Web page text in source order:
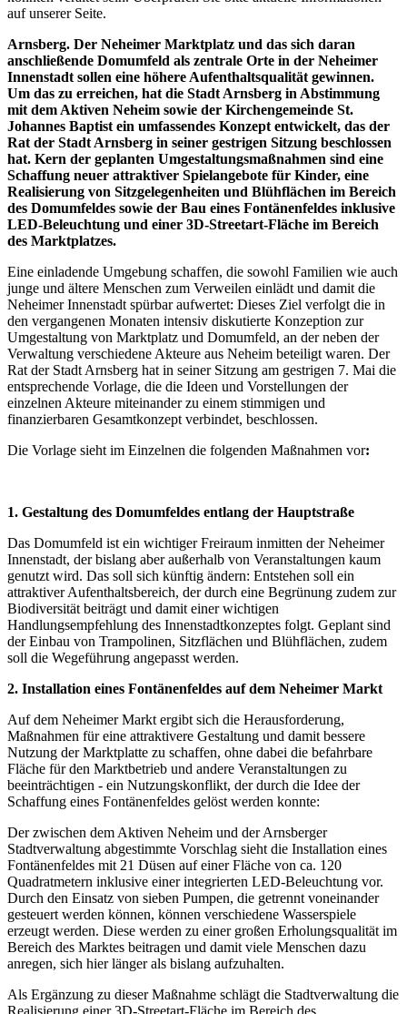
auf unserer Seite.
Arnsberg. Der Neheimer Marktplatz und das sich daran
anschließende Domumfeld als zentrale Orte in der Neheimer
Innenstadt sollen eine höhere Aufenthaltsqualität gewinnen.
Um das zu erreichen, hat die Stadt Arnsberg in Abstimmung
mit dem Aktiven Neheim sowie der Kirchengemeinde St.
Johannes Baptist ein umfassendes Konzept entwickelt, das der
Rat der Stadt Arnsberg in seiner gestrigen Sitzung beschlossen
hat. Kern der geplanten Umgestaltungsmaßnahmen sind eine
Schaffung neuer attraktiver Spielangebote für Kinder, eine
Realisierung von Sitzgelegenheiten und Blühflächen im Bereich
des Domumfeldes sowie der Bau eines Fontänenfeldes inklusive
LED-Beleuchtung und einer 3D-Streetart-Fläche im Bereich
des Marktplatzes.
Eine einladende Umgebung schaffen, die sowohl Familien wie auch
junge und ältere Menschen zum Verweilen einlädt und damit die
Neheimer Innenstadt spürbar aufwertet: Dieses Ziel verfolgt die in
den vergangenen Monaten intensiv diskutierte Konzeption zur
Umgestaltung von Marktplatz und Domumfeld, an der neben der
Verwaltung verschiedene Akteure aus Neheim beteiligt waren. Der
Rat der Stadt Arnsberg hat in seiner Sitzung am gestrigen 7. Mai die
entsprechende Vorlage, die die Ideen und Vorstellungen der
einzelnen Akteure miteinander zu einem stimmigen und
finanzierbaren Gesamtkonzept verbindet, beschlossen.
Die Vorlage sieht im Einzelnen die folgenden Maßnahmen vor:
1. Gestaltung des Domumfeldes entlang der Hauptstraße
Das Domumfeld ist ein wichtiger Freiraum inmitten der Neheimer
Innenstadt, der bislang aber außerhalb von Veranstaltungen kaum
genutzt wird. Das soll sich künftig ändern: Entstehen soll ein
attraktiver Aufenthaltsbereich, der durch eine Begrünung zudem zur
Biodiversität beiträgt und damit einer wichtigen
Handlungsempfehlung des Innenstadtkonzeptes folgt. Geplant sind
der Einbau von Trampolinen, Sitzflächen und Blühflächen, zudem
soll die Wegeführung angepasst werden.
2. Installation eines Fontänenfeldes auf dem Neheimer Markt
Auf dem Neheimer Markt ergibt sich die Herausforderung,
Maßnahmen für eine attraktivere Gestaltung und damit bessere
Nutzung der Marktplatte zu schaffen, ohne dabei die befahrbare
Fläche für den Marktbetrieb und andere Veranstaltungen zu
beeinträchtigen - ein Nutzungskonflikt, der durch die Idee der
Schaffung eines Fontänenfeldes gelöst werden konnte:
Der zwischen dem Aktiven Neheim und der Arnsberger
Stadtverwaltung abgestimmte Vorschlag sieht die Installation eines
Fontänenfeldes mit 21 Düsen auf einer Fläche von ca. 120
Quadratmetern inklusive einer integrierten LED-Beleuchtung vor.
Durch den Einsatz von sieben Pumpen, die getrennt voneinander
gesteuert werden können, können verschiedene Wasserspiele
erzeugt werden. Diese werden zu einer großen Erholungsqualität im
Bereich des Marktes beitragen und damit viele Menschen dazu
anregen, sich hier länger als bislang aufzuhalten.
Als Ergänzung zu dieser Maßnahme schlägt die Stadtverwaltung die
Realisierung einer 3D-Streetart-Fläche im Bereich des